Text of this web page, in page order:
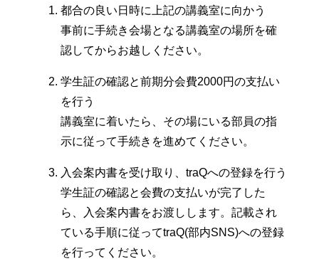
都合の良い日時に上記の講義室に向かう
事前に手続き会場となる講義室の場所を確
認してからお越しください。
学生証の確認と前期分会費2000円の支払い
を行う
講義室に着いたら、その場にいる部員の指
示に従って手続きを進めてください。
入会案内書を受け取り、traQへの登録を行う
学生証の確認と会費の支払いが完了した
ら、入会案内書をお渡しします。記載され
ている手順に従ってtraQ(部内SNS)への登録
を行ってください。